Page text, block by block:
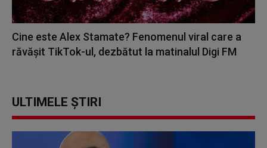
Cine este Alex Stamate? Fenomenul viral care a
răvășit TikTok-ul, dezbătut la matinalul Digi FM
ULTIMELE ȘTIRI